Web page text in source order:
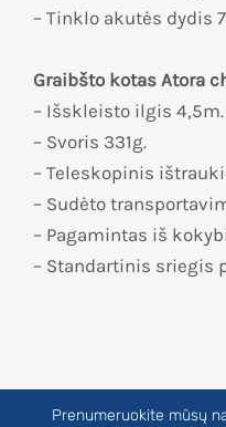
– Tinklo akutės dydis
Graibšto kotas Atora
– Išskleisto ilgis 4,5m.
– Svoris 331g.
– Teleskopinis
– Sudėto
– Pagamintas iš
– Standartinis sriegis
Prenumeruokite mūsų